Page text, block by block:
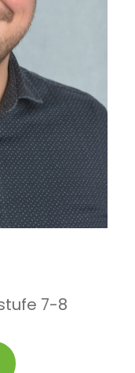
7-8